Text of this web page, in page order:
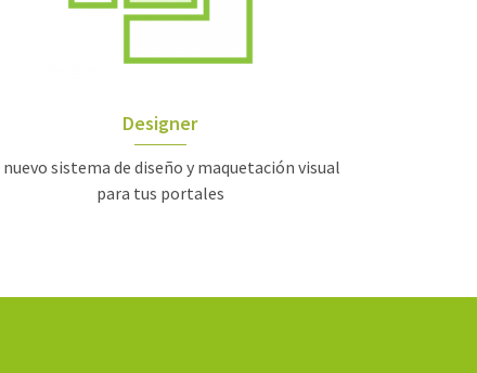
Designer
nuevo sistema de diseño y maquetación visual
para tus portales